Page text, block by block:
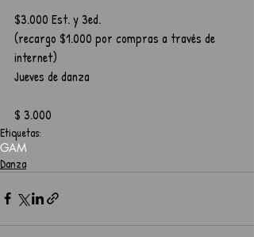
$3.000 Est. y 3ed.
(recargo $1.000 por compras a través de
internet)
Jueves de danza
$ 3.000
Etiquetas:
GAM
Danza